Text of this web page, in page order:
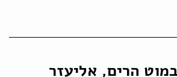
הרים, אליעזר